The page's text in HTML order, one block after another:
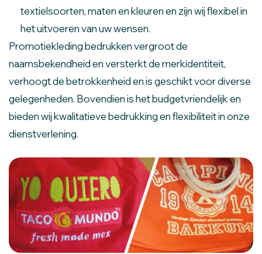
textielsoorten, maten en kleuren en zijn wij flexibel in
het uitvoeren van uw wensen.
Promotiekleding bedrukken vergroot de
naamsbekendheid en versterkt de merkidentiteit,
verhoogt de betrokkenheid en is geschikt voor diverse
gelegenheden. Bovendien is het budgetvriendelijk en
bieden wij kwalitatieve bedrukking en flexibiliteit in onze
dienstverlening.